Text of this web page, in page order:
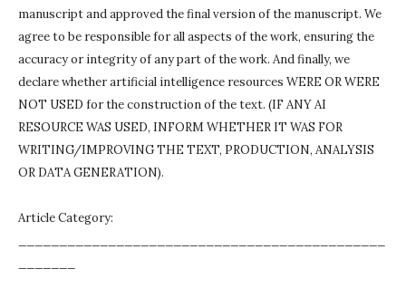
manuscript and approved the final version of the manuscript. We
agree to be responsible for all aspects of the work, ensuring the
accuracy or integrity of any part of the work. And finally, we
declare whether artificial intelligence resources WERE OR WERE
NOT USED for the construction of the text. (IF ANY AI
RESOURCE WAS USED, INFORM WHETHER IT WAS FOR
WRITING/IMPROVING THE TEXT, PRODUCTION, ANALYSIS
OR DATA GENERATION).
Article Category: